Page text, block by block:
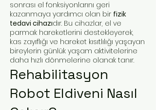
sonrası el fonksiyonlarını geri
kazanmaya yardımcı olan bir fizik
tedavi cihazıdır. Bu cihazlar, el ve
parmak hareketlerini destekleyerek,
kas zayıflığı ve hareket kısıtlılığı yaşayan
bireylerin günlük yaşam aktivitelerine
daha hızlı dönmelerine olanak tanır.
Rehabilitasyon
Robot Eldiveni Nasıl